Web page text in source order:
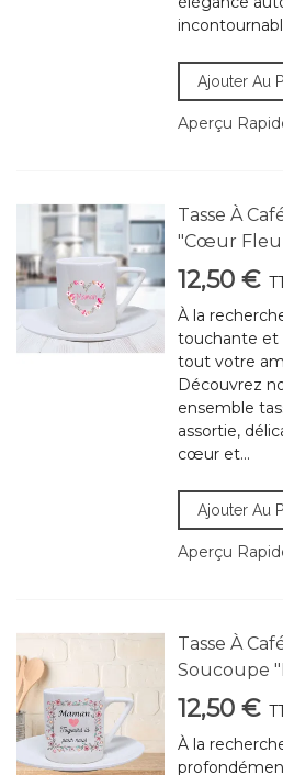
Ajouter Au
Aperçu
Tasse À
"Cœur
12,50 €
À la
touchante et
tout votre
Découvrez
ensemble
assortie,
cœur et...
Ajouter Au
Aperçu
Tasse À
Soucoupe
12,50 €
À la